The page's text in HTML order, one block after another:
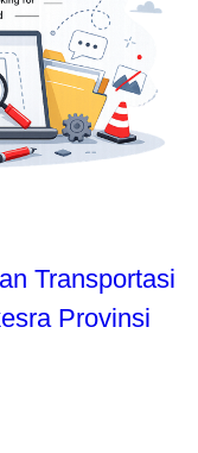
Transportasi
Provinsi